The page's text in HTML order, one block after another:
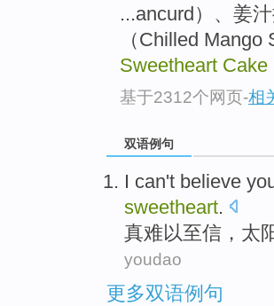
...ancurd）、姜
（Chilled
Sweetheart Cake
基于2312个网页-相
双语例句
I can't believe
sweetheart.
真难以至信 ，太
youdao
更多双语例句